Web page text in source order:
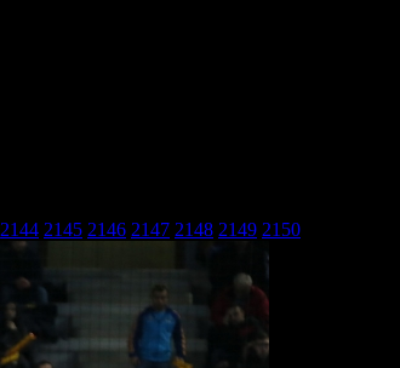
2144 2145 2146 2147 2148 2149 2150